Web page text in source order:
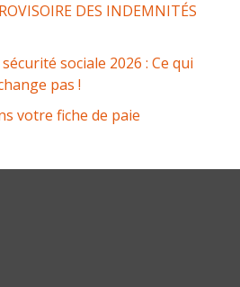
DES INDEMNITÉS
sociale 2026 : Ce qui
pas !
votre fiche de paie